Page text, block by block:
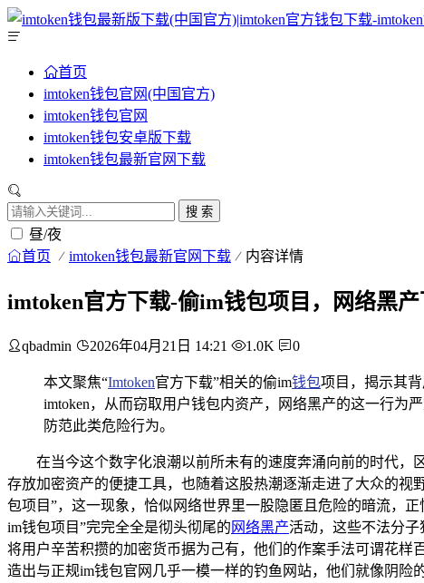
首页
imtoken钱包官网(中国官方)
imtoken钱包官网
imtoken钱包安卓版下载
imtoken钱包最新官网下载
搜 索
昼/夜
首页 imtoken钱包最新官网下载 内容详情
imtoken官方下载-偷im钱包项目，网络黑
qbadmin 2026年04月21日 14:21 1.0K 0
本文聚焦“Imtoken官方下载”相关的偷im钱包项目，揭示其
imtoken，从而窃取用户钱包内资产，网络黑产的这一行为
防范此类危险行为。
在当今这个数字化浪潮以前所未有的速度奔涌向前的时代
存放加密资产的便捷工具，也随着这股热潮逐渐走进了大众的
包项目”，这一现象，恰似网络世界里一股隐匿且危险的暗流，
im钱包项目”完完全全是彻头彻尾的 网络黑产活动，这些不法分
将用户辛苦积攒的加密货币据为己有，他们的作案手法可谓花
造出与正规im钱包官网几乎一模一样的钓鱼网站，他们就像阴